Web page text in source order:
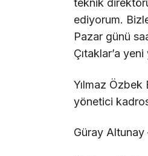
teknik
ediyorum.
Pazar günü
Çıtaklar’a
Yılmaz Özbek
yönetici
Güray Altunay